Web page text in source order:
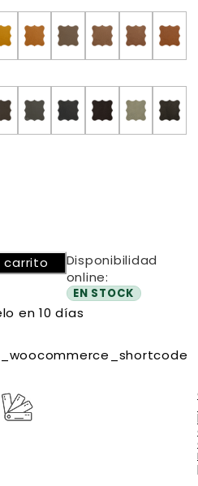
carrito
Disponibilidad
online:
EN STOCK
en 10 días